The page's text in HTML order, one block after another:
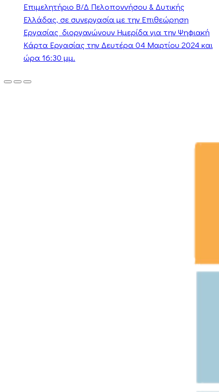
Επιμελητήριο Β/Δ Πελοποννήσου & Δυτικής
Ελλάδας, σε συνεργασία με την Επιθεώρηση
Εργασίας διοργανώνουν Ημερίδα για την Ψηφιακή
Κάρτα Εργασίας την Δευτέρα 04 Μαρτίου 2024 και
ώρα 16:30 μμ.